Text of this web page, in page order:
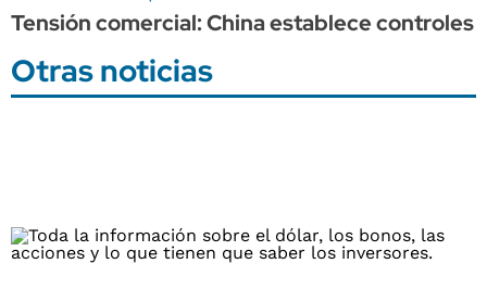
Tensión comercial: China establece controles
Otras noticias